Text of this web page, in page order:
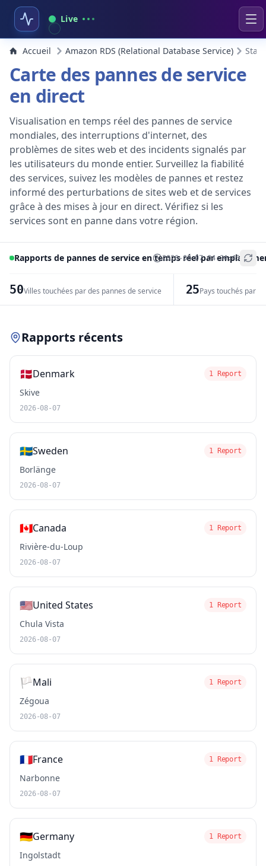
Live
Accueil Amazon RDS (Relational Database Service)
Carte des pannes de service
en direct
Visualisation en temps réel des pannes de service
mondiales, des interruptions d'internet, des
problèmes de sites web et des incidents signalés par
les utilisateurs du monde entier. Surveillez la fiabilité
des services, suivez les modèles de pannes et restez
informé des perturbations de sites web et de services
grâce à des mises à jour en direct. Vérifiez si les
services sont en panne dans votre région.
Rapports de pannes de service en temps réel par
2026-08-07 04:34:45
50Villes touchées par des pannes de service 25Pays touchés par
+
Rapports récents
🇩🇰Denmark 1 Report
Skive
2026-08-07
🇸🇪Sweden 1 Report
Borlänge
2026-08-07
🇨🇦Canada 1 Report
Rivière-du-Loup
2026-08-07
🇺🇸United States 1 Report
Chula Vista
2026-08-07
🏳️Mali 1 Report
Zégoua
2026-08-07
🇫🇷France 1 Report
Narbonne
2026-08-07
🇩🇪Germany 1 Report
Ingolstadt